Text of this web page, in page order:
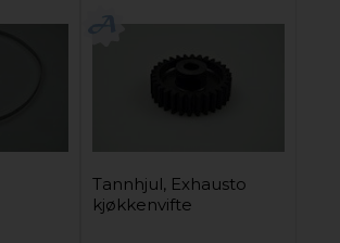
Tannhjul, Exhausto
kjøkkenvifte